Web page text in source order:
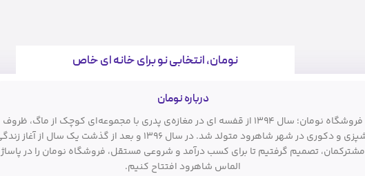
نومان، انتخابی نو برای خانه ای خاص
درباره نومان
فروشگاه نومان؛ سال ۱۳۹۴ از قفسه ای در مغازه‌ی پدری با مجموعه‌ای کوچک از ماگ، ظروف
آشپزی و دکوری در شهر شاهرود متولد شد. در سال ۱۳۹۶ و بعد از گذشت یک سال از آغاز
مشترکمان، تصمیم گرفتیم تا برای کسب درآمد و شروعی مستقل، فروشگاه نومان را در پاساژ
الماس شاهرود افتتاح کنیم.